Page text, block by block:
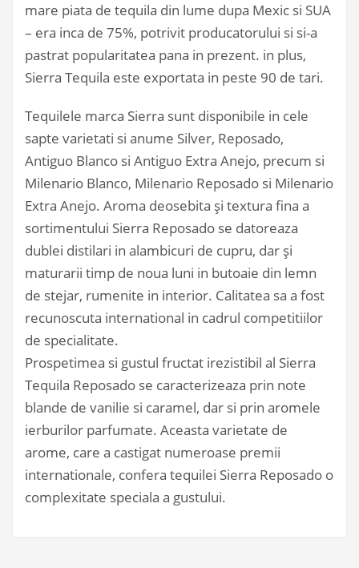
mare piata de tequila din lume dupa Mexic si SUA
– era inca de 75%, potrivit producatorului si si-a
pastrat popularitatea pana in prezent. in plus,
Sierra Tequila este exportata in peste 90 de tari.
Tequilele marca Sierra sunt disponibile in cele
sapte varietati si anume Silver, Reposado,
Antiguo Blanco si Antiguo Extra Anejo, precum si
Milenario Blanco, Milenario Reposado si Milenario
Extra Anejo. Aroma deosebita şi textura fina a
sortimentului Sierra Reposado se datoreaza
dublei distilari in alambicuri de cupru, dar şi
maturarii timp de noua luni in butoaie din lemn
de stejar, rumenite in interior. Calitatea sa a fost
recunoscuta international in cadrul competitiilor
de specialitate.
Prospetimea si gustul fructat irezistibil al Sierra
Tequila Reposado se caracterizeaza prin note
blande de vanilie si caramel, dar si prin aromele
ierburilor parfumate. Aceasta varietate de
arome, care a castigat numeroase premii
internationale, confera tequilei Sierra Reposado o
complexitate speciala a gustului.